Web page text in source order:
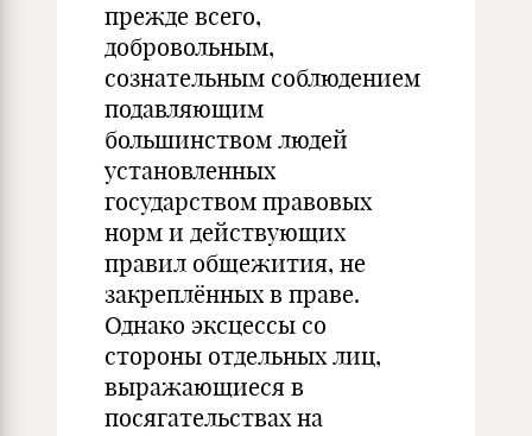
прежде всего,
добровольным,
сознательным соблюдением
подавляющим
большинством людей
установленных
государством правовых
норм и действующих
правил общежития, не
закреплённых в праве.
Однако эксцессы со
стороны отдельных лиц,
выражающиеся в
посягательствах на